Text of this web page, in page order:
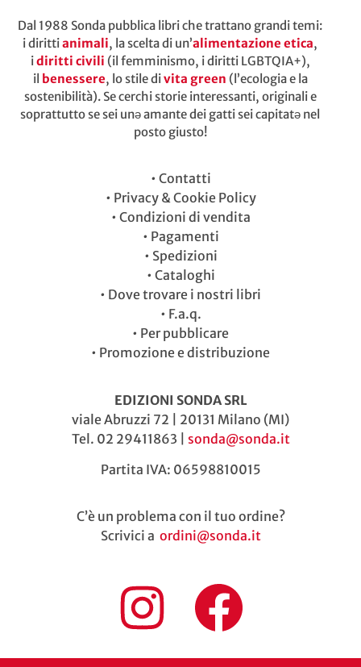
Dal 1988 Sonda pubblica libri che trattano grandi temi:
i dirittianimali, la scelta di un’alimentazione etica,
idiritti civili (il femminismo, i diritti LGBTQIA+),
il benessere, lo stile divita green (l’ecologia e la
sostenibilità). Se cerchi storie interessanti, originali e
soprattutto se sei unə amante dei gatti sei capitatə nel
posto giusto!
• Contatti
• Privacy & Cookie Policy
• Condizioni di vendita
• Pagamenti
• Spedizioni
• Cataloghi
• Dove trovare i nostri libri
• F.a.q.
• Per pubblicare
• Promozione e distribuzione
EDIZIONI SONDA SRL
viale Abruzzi 72 | 20131 Milano (MI)
Tel. 02 29411863 | sonda@sonda.it
Partita IVA: 06598810015
C’è un problema con il tuo ordine?
Scrivici a ordini@sonda.it